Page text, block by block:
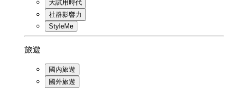
大試用時代
社群影響力
StyleMe
旅遊
國內旅遊
國外旅遊